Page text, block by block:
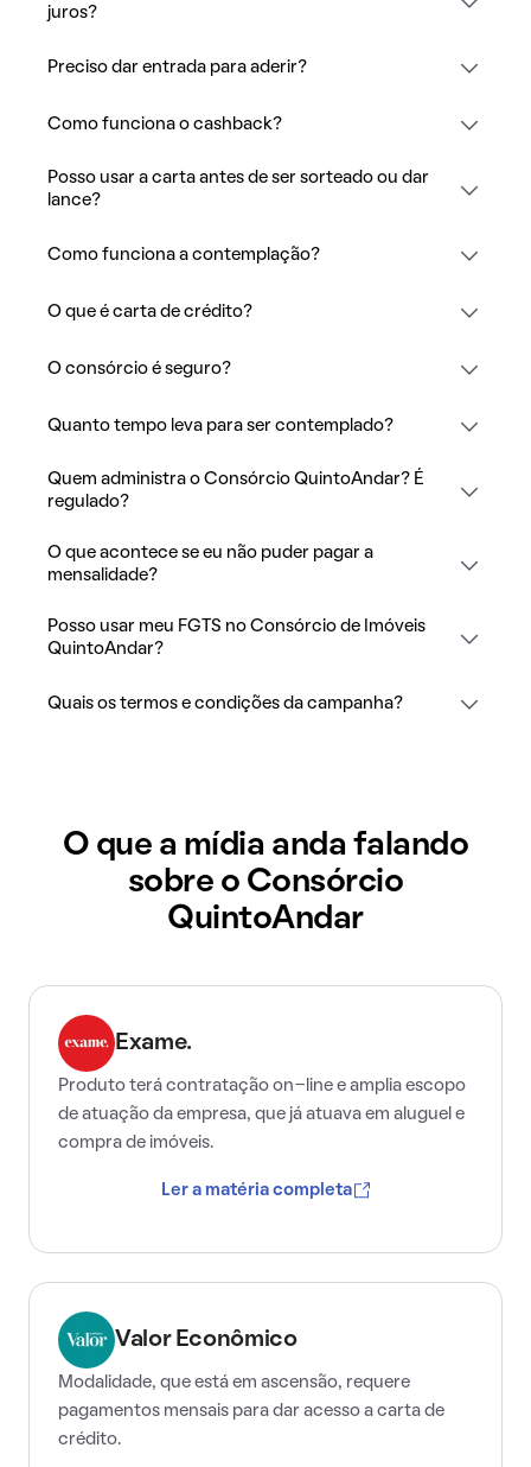
juros?
Preciso dar entrada para aderir?
Como funciona o cashback?
Posso usar a carta antes de ser sorteado ou dar
lance?
Como funciona a contemplação?
O que é carta de crédito?
O consórcio é seguro?
Quanto tempo leva para ser contemplado?
Quem administra o Consórcio QuintoAndar? É
regulado?
O que acontece se eu não puder pagar a
mensalidade?
Posso usar meu FGTS no Consórcio de Imóveis
QuintoAndar?
Quais os termos e condições da campanha?
O que a mídia anda falando
sobre o Consórcio
QuintoAndar
Exame.
Produto terá contratação on-line e amplia escopo
de atuação da empresa, que já atuava em aluguel e
compra de imóveis.
Ler a matéria completa
Valor Econômico
Modalidade, que está em ascensão, requere
pagamentos mensais para dar acesso a carta de
crédito.